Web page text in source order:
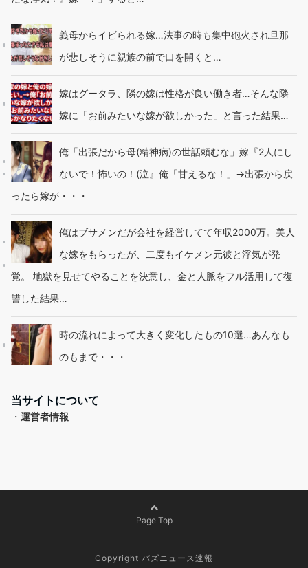
義母からイビられる嫁…法事の時も集中砲火され旦那
が悲しそうに親族の前で口を開くと…
嫁はグータラ、隣の嫁は性格が良い働き者…そんな隣
嫁に「お前みたいな嫁が欲しかった」と言った結果…
俺「出張だから母(精神病)の世話頼むな」嫁『2人にし
ないで！怖いの！(泣』俺「甘えるな！」→出張から戻
ったら嫁が・・・
俺はブサメンだが会社を経営してて年収2000万。美人
な嫁をもらったが、二度もイケメン元彼と浮気が発
覚。 地獄を見せてやることを決意し、金と人脈をフル活用して復
讐した結果…
時の流れによって大きく変化したもの10選…あんなも
のもまで・・・
当サイトについて
・ 運営者情報
Page Top
Copyright バズニュース速報